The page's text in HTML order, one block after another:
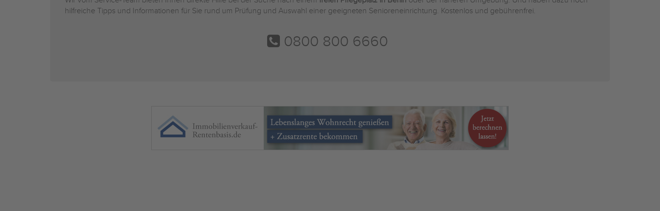
hilfreiche Tipps und Informationen für Sie rund um Prüfung und Auswahl einer geeigneten Senioreneinrichtung. Kostenlos und gebührenfrei.
0800 800 6660